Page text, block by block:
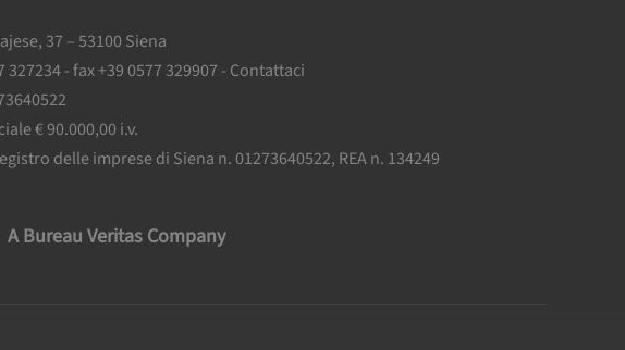
37 – 53100 Siena
327234 - fax +39 0577 329907 - Contattaci
€ 90.000,00 i.v.
delle imprese di Siena n. 01273640522, REA n. 134249
A Bureau Veritas Company